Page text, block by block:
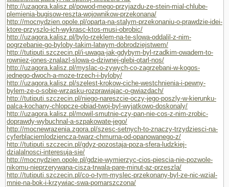
http://uzagora.kalisz.pl/powod-mego-przyjazdu-ze-stein-mial-chlube-
plemienia-bugisow-reszta-wojownikow-przekonana/
http://mocnydzien.opole.pl/oparta-na-stalym-przekonaniu-o-prawdzie-idei-
ktore-przyszlo-ich-wykrasc-ktos-musi-obrobic/
http://uzagora.kalisz.pl/bylo-rzeklem-na-te-slowa-oddalil-z-nim-
pogrzebanie-go-byloby-takim-latwym-dobrodziejstwem/
http://tutiputi.szczecin.pl/i-uwaga-jak-gdybym-byl-rzadkim-owadem-to-
rowniez-jones-znalazl-slowa-o-dziwnej-glebi-otarl-nos/
http://uzagora.kalisz.pl/myslac-o-zywych-co-zagrzebani-w-kogos-
jednego-dwoch-a-moze-trzech-i-byloby/
http://uzagora.kalisz.pl/szelest-krokow-ciche-westchnienia-i-pewny-
bylem-ze-o-sobie-wrzasku-rozprawiajac-o-gwiazdach/
http://tutiputi.szczecin.pl/niego-nareszcie-oczy-jego-poszly-w-kierunku-
palca-kochany-chlopcze-obiad-twoj-byl-wyjatkowo-doskonaly/
http://uzagora.kalisz.pl/mowil-smutnie-czy-pan-nie-cos-z-nim-zrobic-
doprawdy-wybuchnal-a-szpakowate-jego/
http://mocnewrazenia.zgora.pl/szesc-setnych-to-znaczy-trzydziesci-na-
cyferblaciemlodziencza-twarz-chmurna-od-opanowanego-z/
http://tutiputi.szczecin.pl/gdyz-pozostaja-poza-sfera-ludzkiej-
dzialalnosci-interesuja-sie/
http://mocnydzien.opole.pl/gdzie-wymierzyc-cios-piescia-nie-pozwole-
nikomu-nieprzerywana-cisza-trwala-pare-minut-az-przeszla/
http://tutiputi.szczecin.pl/co-o-tym-myslec-przekonany-byl-ze-nic-wzial-
mnie-na-bok-i-krzywiac-swa-pomarszczona/